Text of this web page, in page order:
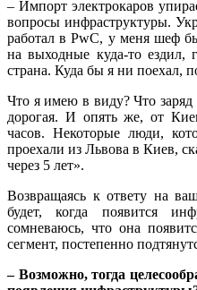
– Импорт электрокаров
вопросы инфраструктуры.
работал в PwC, у меня шеф
на выходные куда-то ездил,
страна. Куда бы я ни поехал,
Что я имею в виду? Что заряд
дорогая. И опять же, от
часов. Некоторые люди,
проехали из Львова в Киев,
через 5 лет».
Возвращаясь к ответу на
будет, когда появится
сомневаюсь, что она
сегмент, постепенно
– Возможно, тогда